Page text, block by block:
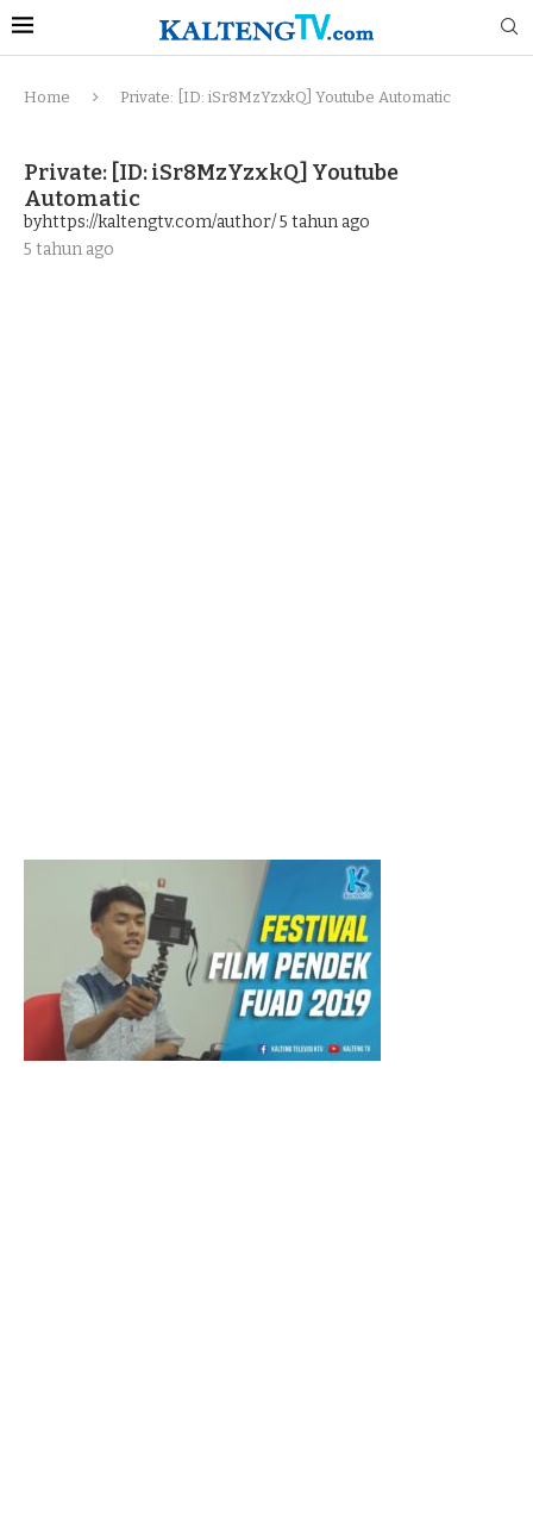
Home Private: [ID: iSr8MzYzxkQ] Youtube Automatic
Private: [ID: iSr8MzYzxkQ] Youtube
Automatic
byhttps://kaltengtv.com/author/5 tahun ago
5 tahun ago